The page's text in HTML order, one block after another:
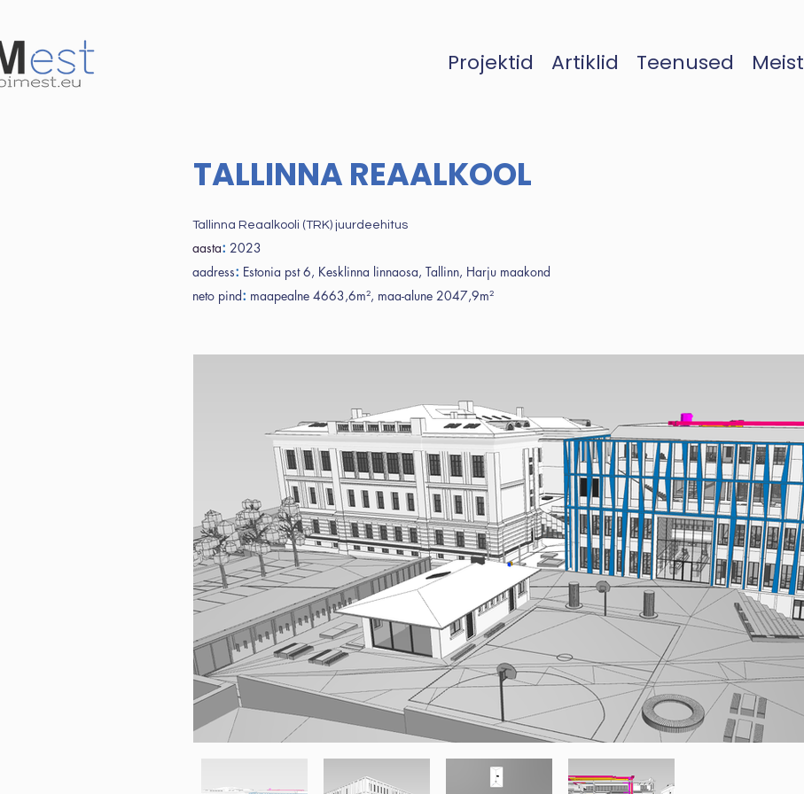
Projektid Artiklid Teenused Meist
TALLINNA REAALKOOL
Tallinna Reaalkooli (TRK) juurdeehitus
aasta: 2023
aadress: Estonia pst 6, Kesklinna linnaosa, Tallinn, Harju maakond
neto pind: maapealne 4663,6m², maa-alune 2047,9m²